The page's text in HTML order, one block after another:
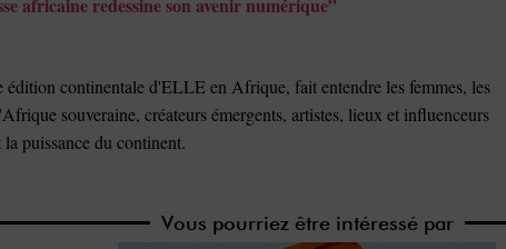
continentale d'ELLE en Afrique, fait entendre les femmes, les
souveraine, créateurs émergents, artistes, lieux et influenceurs
puissance du continent.
Vous pourriez être intéressé par